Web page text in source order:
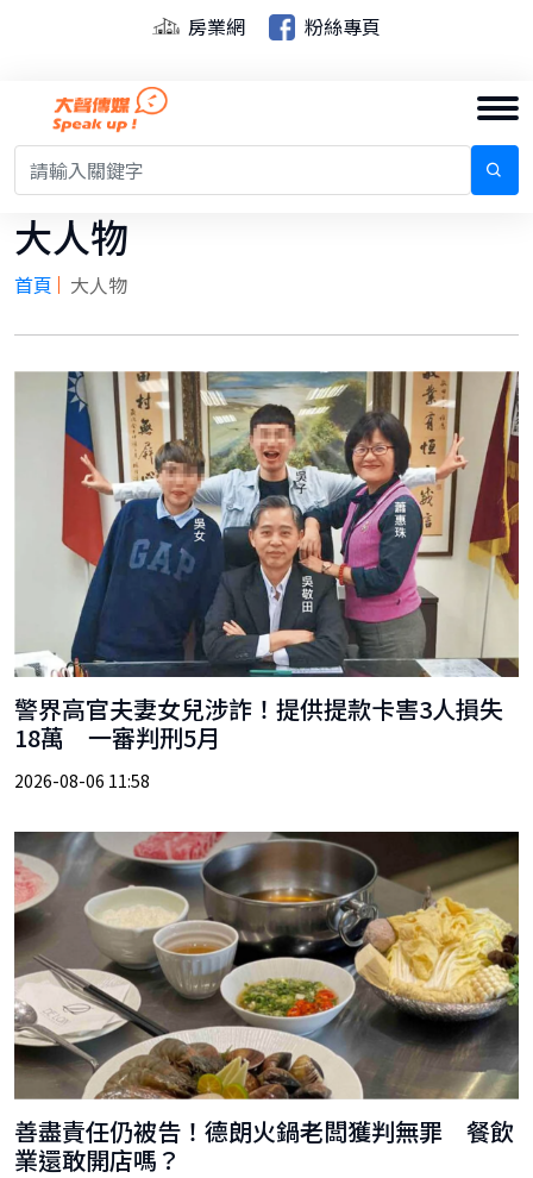
房業網 粉絲專頁
大人物
首頁 大人物
警界高官夫妻女兒涉詐！提供提款卡害3人損失
18萬 一審判刑5月
2026-08-06 11:58
善盡責任仍被告！德朗火鍋老闆獲判無罪 餐飲
業還敢開店嗎？